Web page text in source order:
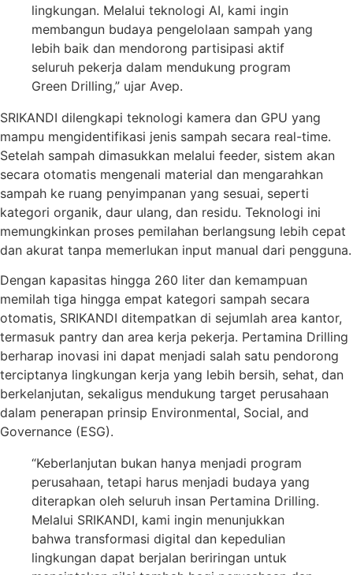
lingkungan. Melalui teknologi AI, kami ingin
membangun budaya pengelolaan sampah yang
lebih baik dan mendorong partisipasi aktif
seluruh pekerja dalam mendukung program
Green Drilling,” ujar Avep.
SRIKANDI dilengkapi teknologi kamera dan GPU yang
mampu mengidentifikasi jenis sampah secara real-time.
Setelah sampah dimasukkan melalui feeder, sistem akan
secara otomatis mengenali material dan mengarahkan
sampah ke ruang penyimpanan yang sesuai, seperti
kategori organik, daur ulang, dan residu. Teknologi ini
memungkinkan proses pemilahan berlangsung lebih cepat
dan akurat tanpa memerlukan input manual dari pengguna.
Dengan kapasitas hingga 260 liter dan kemampuan
memilah tiga hingga empat kategori sampah secara
otomatis, SRIKANDI ditempatkan di sejumlah area kantor,
termasuk pantry dan area kerja pekerja. Pertamina Drilling
berharap inovasi ini dapat menjadi salah satu pendorong
terciptanya lingkungan kerja yang lebih bersih, sehat, dan
berkelanjutan, sekaligus mendukung target perusahaan
dalam penerapan prinsip Environmental, Social, and
Governance (ESG).
“Keberlanjutan bukan hanya menjadi program
perusahaan, tetapi harus menjadi budaya yang
diterapkan oleh seluruh insan Pertamina Drilling.
Melalui SRIKANDI, kami ingin menunjukkan
bahwa transformasi digital dan kepedulian
lingkungan dapat berjalan beriringan untuk